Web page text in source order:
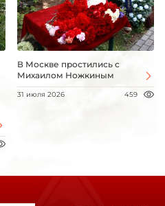
В Москве простились с
Михаилом Ножкиным
31 июля 2026 459